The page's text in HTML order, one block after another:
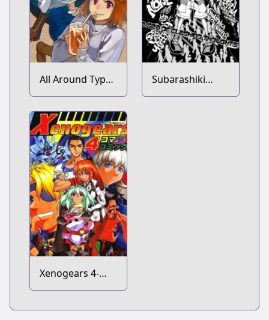
All Around Type-
Moon
Subarashiki
Kono Sekai
Xenogears 4-
koma Comic